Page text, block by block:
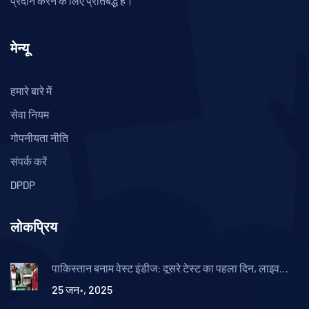
मेन्यू
हमारे बारे में
सेवा नियम
गोपनीयता नीति
संपर्क करें
DPDP
लोकप्रिय
पाकिस्तान बनाम वेस्ट इंडीज: दूसरे टेस्ट का पहला दिन, लाइव
25 जन॰, 2025